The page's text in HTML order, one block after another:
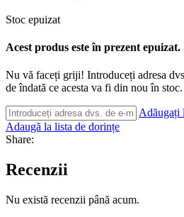
Stoc epuizat
Acest produs este în prezent epuizat.
Nu vă faceți griji! Introduceți adresa
de îndată ce acesta va fi din nou în stoc.
Adăugați
Adaugă la lista de dorințe
Share:
Recenzii
Nu există recenzii până acum.